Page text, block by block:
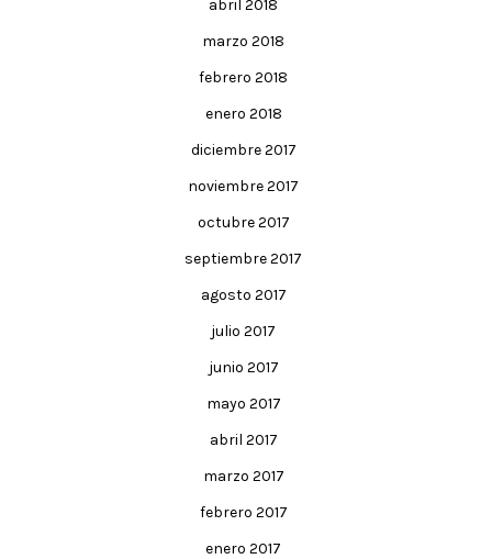
abril 2018
marzo 2018
febrero 2018
enero 2018
diciembre 2017
noviembre 2017
octubre 2017
septiembre 2017
agosto 2017
julio 2017
junio 2017
mayo 2017
abril 2017
marzo 2017
febrero 2017
enero 2017